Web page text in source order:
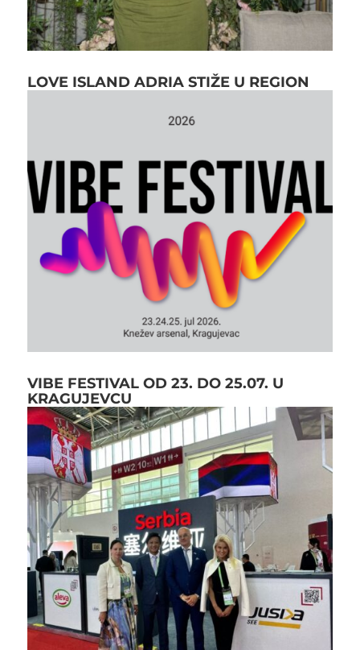
LOVE ISLAND ADRIA STIŽE U REGION
VIBE FESTIVAL OD 23. DO 25.07. U
KRAGUJEVCU